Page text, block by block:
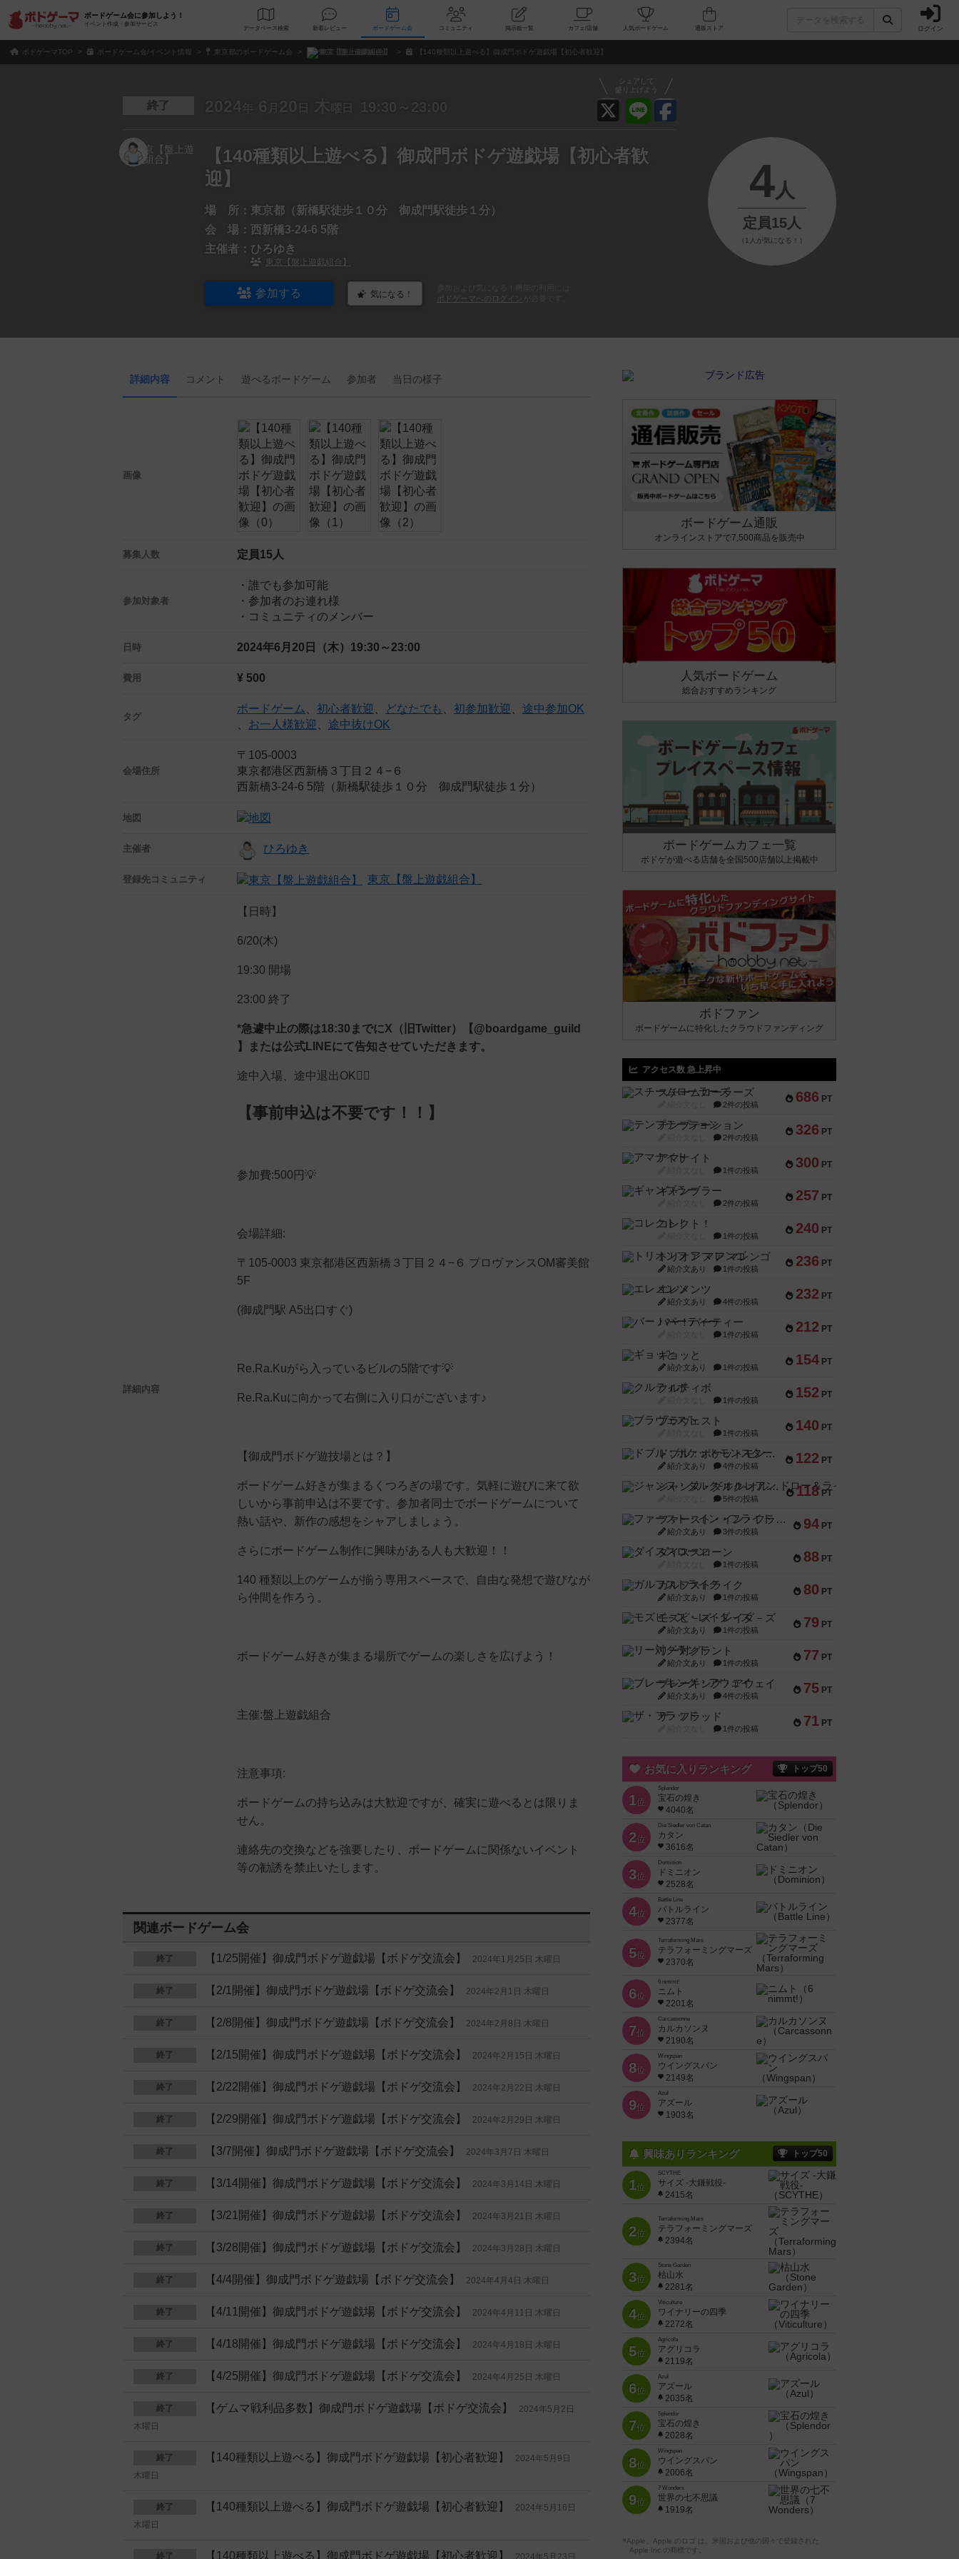
ボードゲーム会に参加しよう！
イベント作成・参加サービス
データベース 検索 新着レビュー ボードゲーム会 コミュニティ 掲示板一覧 カフェ/店舗 人気ボードゲーム ログイン
ボドゲーマTOP ボードゲーム会/イベント情報 東京都のボードゲーム会 東京【盤上遊戯組合】 【140種類以上遊べる】御成門ボドゲ遊戯場【初心者歓迎】
シェアして
盛り上げよう
終了 2024年 6 月 20 日 木 曜日 19:30～23:00
【140種類以上遊べる】御成門ボドゲ遊戯場【初心者歓
迎】
場 所： 東京都（新橋駅徒歩１０分 御成門駅徒歩１分）
会 場： 西新橋3-24-6 5階
主催者： ひろゆき
東京【盤上遊戯組合】
参加する 気になる！
ボドゲーマへのログイン
4人
定員15人
（1人が気になる！）
詳細内容 コメント 遊べるボードゲーム 参加者 当日の様子
画像
募集人数 定員15人
参加対象者
・誰でも参加可能
・参加者のお連れ様
・コミュニティのメンバー
日時 2024年6月20日（木） 19:30～23:00
費用 ¥ 500
タグ
ボードゲーム 初心者歓迎 どなたでも 初参加歓迎
途中参加OK
お一人様歓迎 途中抜けOK
会場住所
〒105-0003
東京都港区西新橋３丁目２４−６
西新橋3-24-6 5階（新橋駅徒歩１０分 御成門駅徒歩１分）
地図
主催者 ひろゆき
登録先コミュニティ 東京【盤上遊戯組合】
詳細内容
【日時】
6/20(木)
19:30 開場
23:00 終了
*急遽中止の際は18:30までにX（旧Twitter）【@boardgame_guild
】または公式LINEにて告知させていただきます。
途中入場、途中退出OK🙆‍♀️
【事前申込は不要です！！】
参加費:500円💡
会場詳細:
〒105-0003 東京都港区西新橋３丁目２４−６ プロヴァンスOM審美館
5F
(御成門駅 A5出口すぐ)
Re.Ra.Kuがら入っているビルの5階です💡
Re.Ra.Kuに向かって右側に入り口がございます♪
【御成門ボドゲ遊技場とは？】
ボードゲーム好きが集まるくつろぎの場です。気軽に遊びに来て欲
しいから事前申込は不要です。参加者同士でボードゲームについて
熱い話や、新作の感想をシャアしましょう。
さらにボードゲーム制作に興味がある人も大歓迎！！
140 種類以上のゲームが揃う専用スペースで、自由な発想で遊びなが
ら仲間を作ろう。
ボードゲーム好きが集まる場所でゲームの楽しさを広げよう！
主催:盤上遊戯組合
注意事項:
ボードゲームの持ち込みは大歓迎ですが、確実に遊べるとは限りま
せん。
連絡先の交換などを強要したり、ボードゲームに関係ないイベント
等の勧誘を禁止いたします。
関連ボードゲーム会
終了 【1/25開催】御成門ボドゲ遊戯場【ボドゲ交流会】 2024年1月25日 木曜日
終了 【2/1開催】御成門ボドゲ遊戯場【ボドゲ交流会】 2024年2月1日 木曜日
終了 【2/8開催】御成門ボドゲ遊戯場【ボドゲ交流会】 2024年2月8日 木曜日
終了 【2/15開催】御成門ボドゲ遊戯場【ボドゲ交流会】 2024年2月15日 木曜日
終了 【2/22開催】御成門ボドゲ遊戯場【ボドゲ交流会】 2024年2月22日 木曜日
終了 【2/29開催】御成門ボドゲ遊戯場【ボドゲ交流会】 2024年2月29日 木曜日
終了 【3/7開催】御成門ボドゲ遊戯場【ボドゲ交流会】 2024年3月7日 木曜日
終了 【3/14開催】御成門ボドゲ遊戯場【ボドゲ交流会】 2024年3月14日 木曜日
終了 【3/21開催】御成門ボドゲ遊戯場【ボドゲ交流会】 2024年3月21日 木曜日
終了 【3/28開催】御成門ボドゲ遊戯場【ボドゲ交流会】 2024年3月28日 木曜日
終了 【4/4開催】御成門ボドゲ遊戯場【ボドゲ交流会】 2024年4月4日 木曜日
終了 【4/11開催】御成門ボドゲ遊戯場【ボドゲ交流会】 2024年4月11日 木曜日
終了 【4/18開催】御成門ボドゲ遊戯場【ボドゲ交流会】 2024年4月18日 木曜日
終了 【4/25開催】御成門ボドゲ遊戯場【ボドゲ交流会】 2024年4月25日 木曜日
終了 【ゲムマ戦利品多数】御成門ボドゲ遊戯場【ボドゲ交流会】
2024年5月2日
木曜日
終了 【140種類以上遊べる】御成門ボドゲ遊戯場【初心者歓迎】
2024年5月9日
木曜日
終了 【140種類以上遊べる】御成門ボドゲ遊戯場【初心者歓迎】
2024年5月16日
木曜日
終了 【140種類以上遊べる】御成門ボドゲ遊戯場【初心者歓迎】 2024年5月23日
ボードゲーム通販
オンラインストアで7,500商品を販売中
人気ボードゲーム
総合おすすめランキング
ボードゲームカフェ一覧
ボドゲが遊べる店舗を全国500店舗以上掲載中
ボドファン
ボードゲームに特化したクラウドファンディング
アクセス数 急上昇中
686 PT
スチームローラーズ
2件の投稿
326 PT
テンプテーション
2件の投稿
300 PT
アマナイト
1件の投稿
257 PT
ギャンブラー
2件の投稿
240 PT
コレクト！
1件の投稿
236 PT
トリオンフ ア マレンゴ
紹介文あり 1件の投稿
232 PT
エレメンツ
紹介文あり 4件の投稿
212 PT
バー！パーティー
1件の投稿
154 PT
ギョッと
紹介文あり 1件の投稿
152 PT
クルティボ
1件の投稿
140 PT
ブラヴェスト
1件の投稿
122 PT
ドブル：ポケットモンスター
紹介文あり 4件の投稿
118 PT
ジャンヌ・ダルク-オルレアン ドロー＆ライト
5件の投稿
94 PT
ファースト・イン・フライト
紹介文あり 3件の投稿
88 PT
ダイススローン
1件の投稿
80 PT
ガルフストライク
紹介文あり 1件の投稿
79 PT
モズビ－ズ・レイダ－ズ
紹介文あり 1件の投稿
77 PT
リー対グラント
紹介文あり 1件の投稿
75 PT
ブレーキング・アウェイ
紹介文あり 4件の投稿
71 PT
ザ・フラッド
1件の投稿
お気に入りランキング トップ50
1位
Splendor
宝石の煌き
4040名
2位
Die Siedler von Catan
カタン
3616名
3位
Dominion
ドミニオン
2528名
4位
Battle Line
バトルライン
2377名
5位
Terraforming Mars
テラフォーミングマーズ
2370名
6位
6 nimmt!
ニムト
2201名
7位
Carcassonne
カルカソンヌ
2190名
8位
Wingspan
ウイングスパン
2149名
9位
Azul
アズール
1903名
興味ありランキング トップ50
1位
SCYTHE
サイズ -大鎌戦役-
2415名
2位
Terraforming Mars
テラフォーミングマーズ
2394名
3位
Stone Garden
枯山水
2281名
4位
Viticulture
ワイナリーの四季
2272名
5位
Agricola
アグリコラ
2119名
6位
Azul
アズール
2035名
7位
Splendor
宝石の煌き
2028名
8位
Wingspan
ウイングスパン
2006名
9位
7 Wonders
世界の七不思議
1919名
※Apple、Apple のロゴ は、米国および他の国々で登録された
Apple Inc.の商標です。